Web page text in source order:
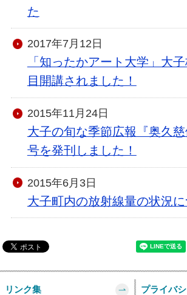
た
2017年7月12日
「知ったかアート大学」大
目開講されました！
2015年11月24日
大子の旬な季節広報『奥久
号を発刊しました！
2015年6月3日
大子町内の放射線量の状況
リンク集 プライバ